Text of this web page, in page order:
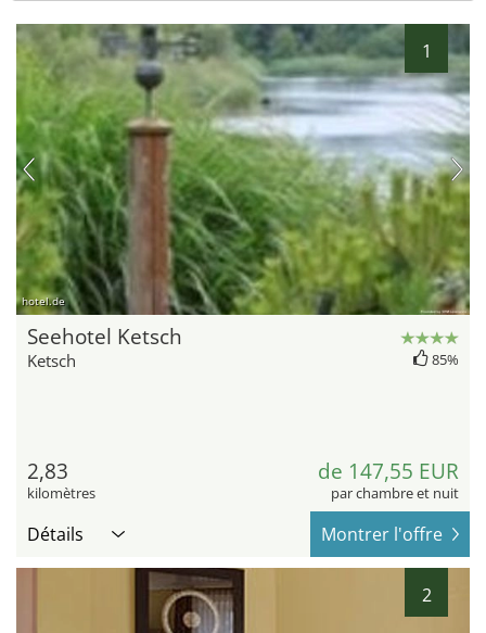
1
hotel.de
Seehotel Ketsch
Ketsch 85%
2,83
kilomètres
de 147,55 EUR
par chambre et nuit
Détails Montrer l'offre
2